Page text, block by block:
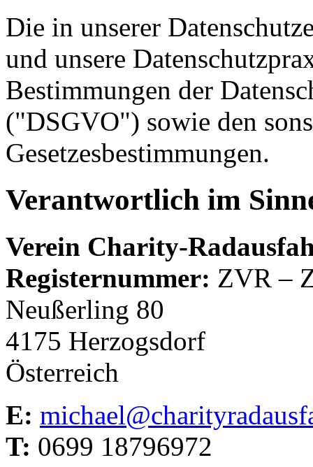
Die in unserer
und unsere
Bestimmungen der
("DSGVO") sowie den
Gesetzesbestimmungen.
Verantwortlich im
Verein Charity-
Registernummer: ZVR –
Neußerling 80
4175 Herzogsdorf
Österreich
E:
T: 0699 18796972